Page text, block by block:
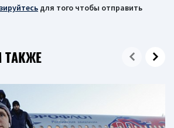
для того чтобы отправить
ТАКЖЕ